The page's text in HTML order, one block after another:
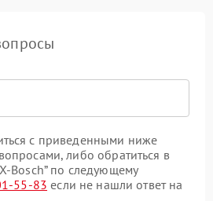
с приведенными ниже
либо обратиться в
Bosch” по следующему
55-83 если не нашли ответ на